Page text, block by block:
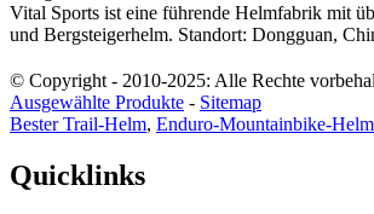
Vital Sports ist eine führende Helmfabrik mit
und Bergsteigerhelm. Standort: Dongguan,
© Copyright - 2010-2025: Alle Rechte
Ausgewählte Produkte - Sitemap
Bester Trail-Helm, Enduro-Mountainbike-Helm
Quicklinks